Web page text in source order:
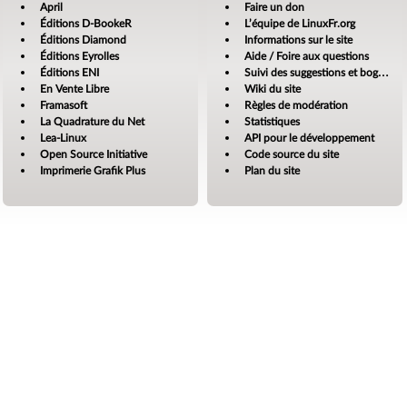
April
Éditions D-BookeR
Éditions Diamond
Éditions Eyrolles
Éditions ENI
En Vente Libre
Framasoft
La Quadrature du Net
Lea-Linux
Open Source Initiative
Imprimerie Grafik Plus
Faire un don
L’équipe de LinuxFr.org
Informations sur le site
Aide / Foire aux questions
Suivi des suggestions et bogues
Wiki du site
Règles de modération
Statistiques
API pour le développement
Code source du site
Plan du site